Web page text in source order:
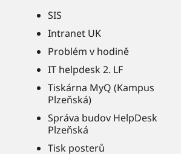
SIS
Intranet UK
Problém v hodině
IT helpdesk 2. LF
Tiskárna MyQ (Kampus
Plzeňská)
Správa budov HelpDesk
Plzeňská
Tisk posterů